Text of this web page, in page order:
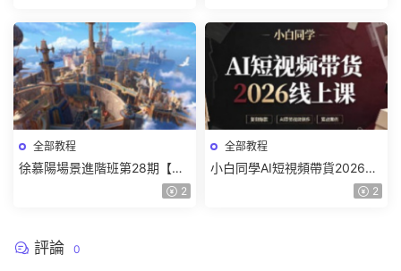
全部教程
徐慕陽場景進階班第28期【畫
2
全部教程
小白同學AI短視頻帶貨2026線
2
評論 0